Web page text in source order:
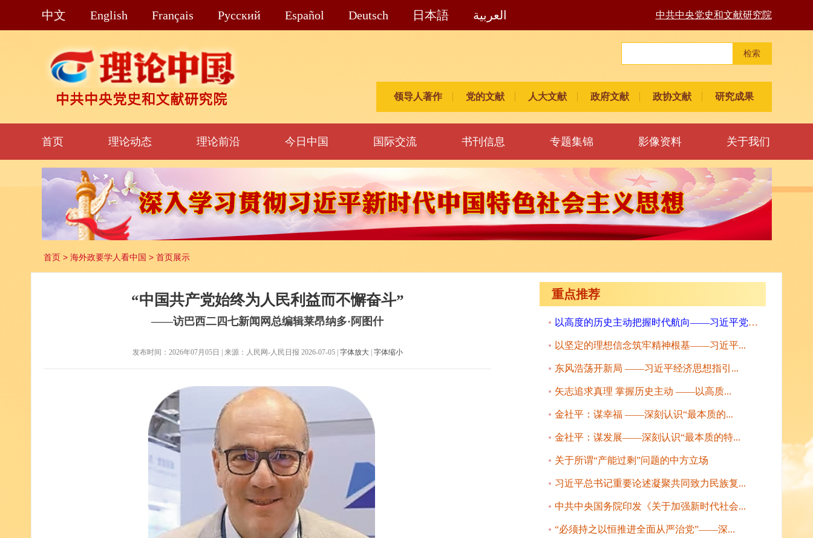
中文 English Français Pусский Español Deutsch 日本語 العربية 中共中央党史和文献研究院
检索
领导人著作 党的文献 人大文献 政府文献 政协文献 研究成果
首页 理论动态 理论前沿 今日中国 国际交流 书刊信息 专题集锦 影像资料 关于我们
首页 > 海外政要学人看中国 > 首页展示
“中国共产党始终为人民利益而不懈奋斗”
——访巴西二四七新闻网总编辑莱昂纳多·阿图什
发布时间：2026年07月05日 | 来源：人民网-人民日报 2026-07-05 | 字体放大| 字体缩小
重点推荐
以高度的历史主动把握时代航向——习近平党建...
以坚定的理想信念筑牢精神根基——习近平...
东风浩荡开新局 ——习近平经济思想指引...
矢志追求真理 掌握历史主动 ——以高质...
金社平：谋幸福 ——深刻认识“最本质的...
金社平：谋发展——深刻认识“最本质的特...
关于所谓“产能过剩”问题的中方立场
习近平总书记重要论述凝聚共同致力民族复...
中共中央国务院印发《关于加强新时代社会...
“必须持之以恒推进全面从严治党”——深...